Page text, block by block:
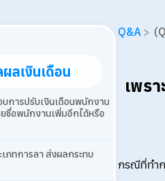
ลเงินเดือน
การปรับเงินเดือนพนักงาน
ยชื่อพนักงานเพิ่มอีกได้หรือ
ภทการลา ส่งผลกระทบ
Q&A >
เพรา
กรณีที่ทำ